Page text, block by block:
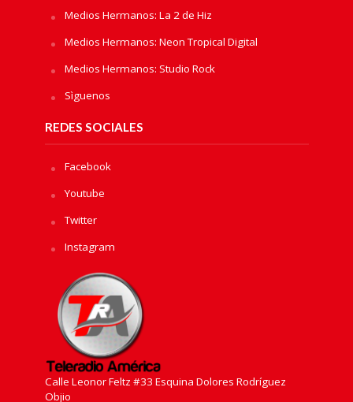
Medios Hermanos: La 2 de Hiz
Medios Hermanos: Neon Tropical Digital
Medios Hermanos: Studio Rock
Sìguenos
REDES SOCIALES
Facebook
Youtube
Twitter
Instagram
Calle Leonor Feltz #33 Esquina Dolores Rodríguez
Objio